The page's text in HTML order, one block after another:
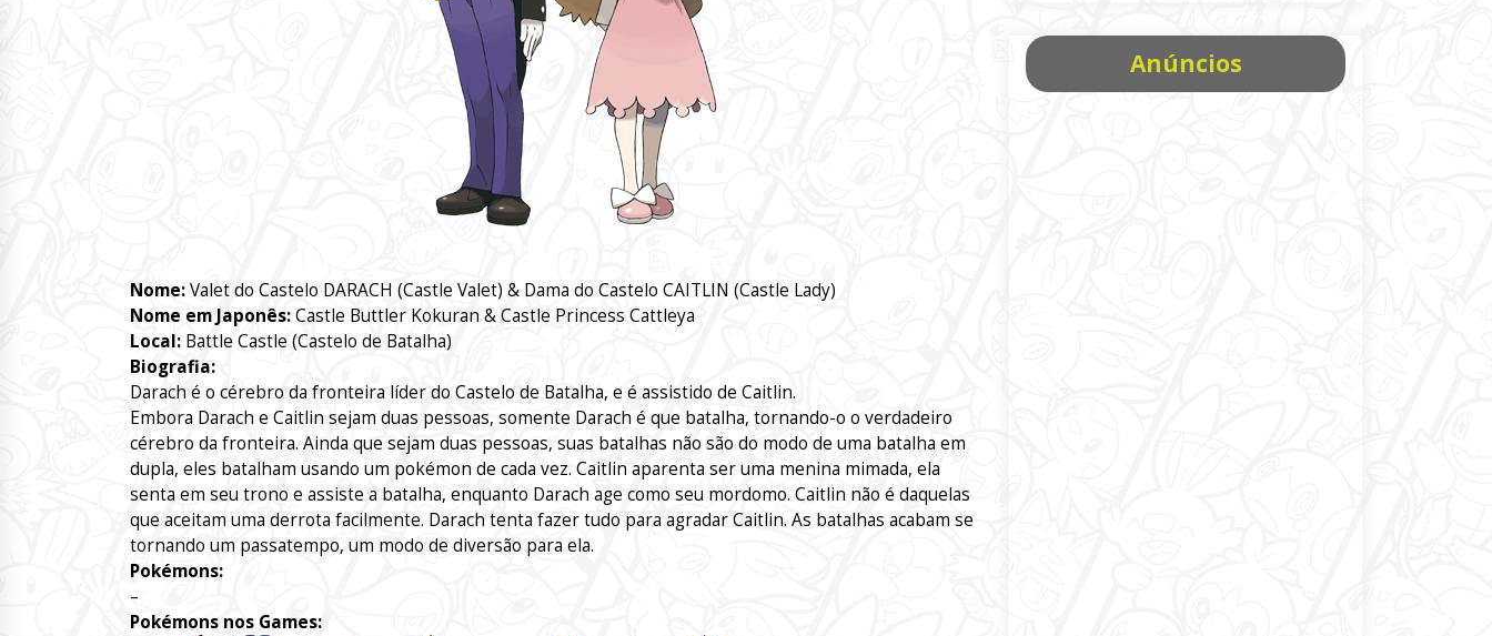
Nome:Valet do Castelo DARACH (Castle Valet) & Dama do Castelo CAITLIN (Castle Lady)
Nome em Japonês:Castle Buttler Kokuran & Castle Princess Cattleya
Local: Battle Castle (Castelo de Batalha)
Biografia:
Darach é o cérebro da fronteira líder do Castelo de Batalha, e é assistido de Caitlin.
Embora Darach e Caitlin sejam duas pessoas, somente Darach é que batalha, tornando-o o verdadeiro
cérebro da fronteira. Ainda que sejam duas pessoas, suas batalhas não são do modo de uma batalha em
dupla, eles batalham usando um pokémon de cada vez. Caitlin aparenta ser uma menina mimada, ela
senta em seu trono e assiste a batalha, enquanto Darach age como seu mordomo. Caitlin não é daquelas
que aceitam uma derrota facilmente. Darach tenta fazer tudo para agradar Caitlin. As batalhas acabam se
tornando um passatempo, um modo de diversão para ela.
Pokémons:
–
Pokémons nos Games:
Anúncios